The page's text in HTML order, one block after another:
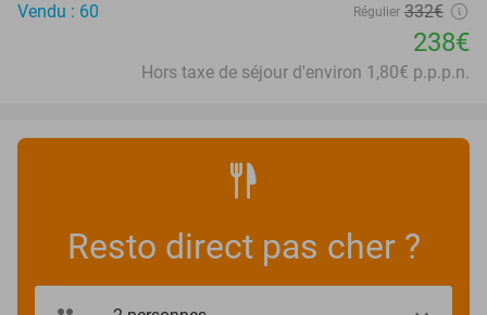
Vendu : 60
Régulier 332€
238€
Hors taxe de séjour d'environ 1,80€ p.p.p.n.
Resto direct pas cher ?